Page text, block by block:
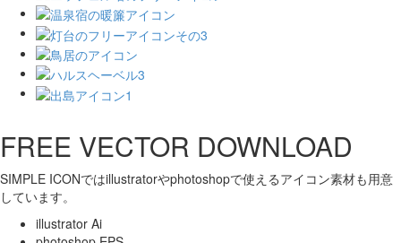
FREE VECTOR DOWNLOAD
SIMPLE ICONではillustratorやphotoshopで使えるアイコン素材も用意
しています。
illustrator Ai